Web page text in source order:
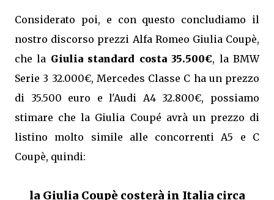
Considerato poi, e con questo concludiamo il
nostro discorso prezzi Alfa Romeo Giulia Coupè,
che la Giulia standard costa 35.500€, la BMW
Serie 3 32.000€, Mercedes Classe C ha un prezzo
di 35.500 euro e l'Audi A4 32.800€, possiamo
stimare che la Giulia Coupé avrà un prezzo di
listino molto simile alle concorrenti A5 e C
Coupè, quindi:
la Giulia Coupè costerà in Italia circa